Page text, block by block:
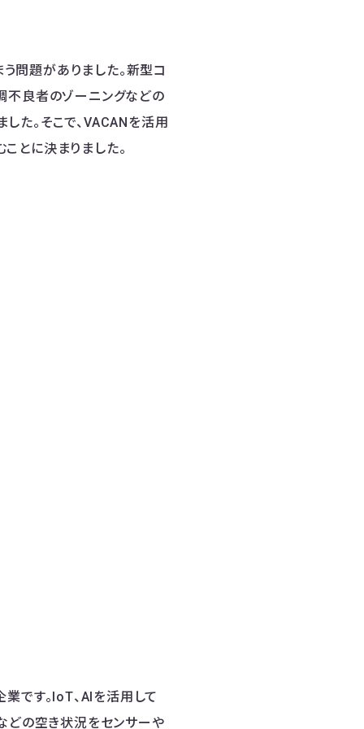
問題がありました。新型コ
不良者のゾーニングなどの
た。そこで、VACANを活用
とに決まりました。
です。IoT、AIを活用して
どの空き状況をセンサーや